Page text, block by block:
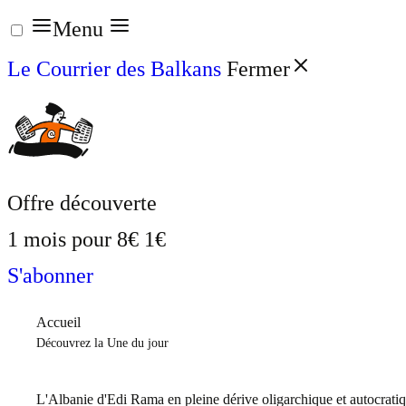
Aller
au
contenu
Menu
Le Courrier des Balkans Fermer
Offre découverte
1 mois pour 8€ 1€
S'abonner
Accueil
Découvrez la Une du jour
L'Albanie d'Edi Rama en pleine dérive oligarchique et